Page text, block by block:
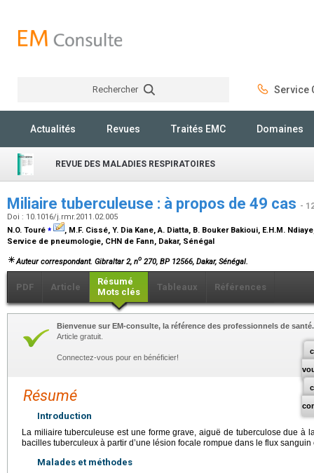
Rechercher Service
Actualités Revues Traités EMC Domaines
REVUE DES MALADIES RESPIRATOIRES
Miliaire tuberculeuse : à propos de 49 cas -
Doi : 10.1016/j.rmr.2011.02.005
N.O. Touré ⁎
, M.F. Cissé, Y. Dia Kane, A. Diatta, B. Bouker Bakioui, E.H.M.
Service de pneumologie, CHN de Fann, Dakar, Sénégal
Auteur correspondant. Gibraltar 2, no 270, BP 12566, Dakar, Sénégal.
PDF Article
Résumé
Mots clés
Tableaux Références
Bienvenue sur EM-consulte, la référence des professionnels de santé.
Article gratuit.
Connectez-vous pour en bénéficier!
Résumé
Introduction
La miliaire tuberculeuse est une forme grave, aiguë de tuberculose due à
bacilles tuberculeux à partir d’une lésion focale rompue dans le flux
Malades et méthodes